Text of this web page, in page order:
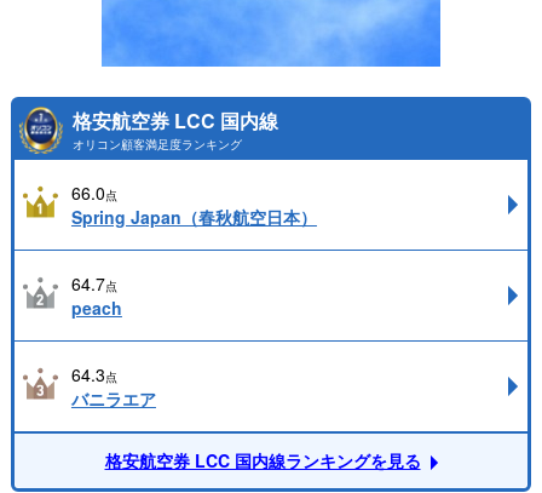
格安航空券 LCC 国内線
オリコン顧客満足度ランキング
66.0点
Spring Japan（春秋航空日本）
64.7点
peach
64.3点
バニラエア
格安航空券 LCC 国内線ランキングを見る